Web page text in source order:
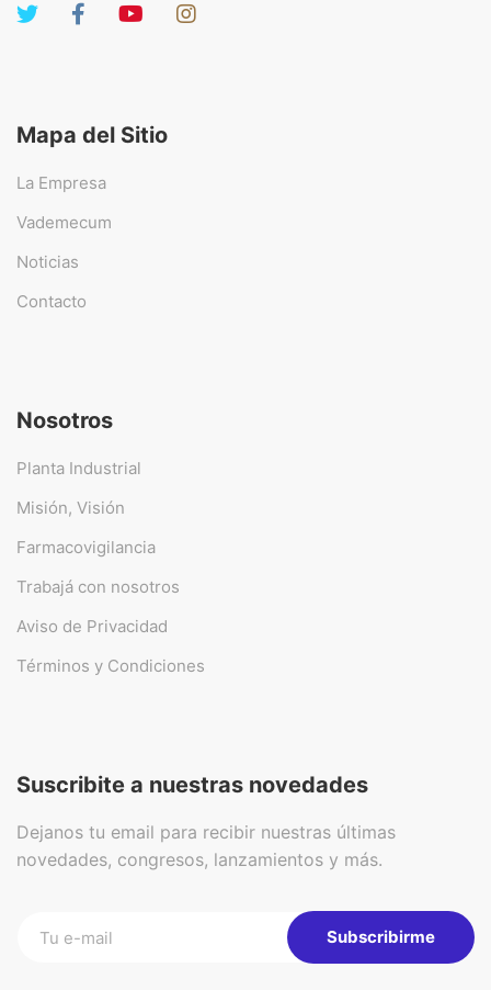
Mapa del Sitio
La Empresa
Vademecum
Noticias
Contacto
Nosotros
Planta Industrial
Misión, Visión
Farmacovigilancia
Trabajá con nosotros
Aviso de Privacidad
Términos y Condiciones
Suscribite a nuestras novedades
Dejanos tu email para recibir nuestras últimas
novedades, congresos, lanzamientos y más.
Subscribirme